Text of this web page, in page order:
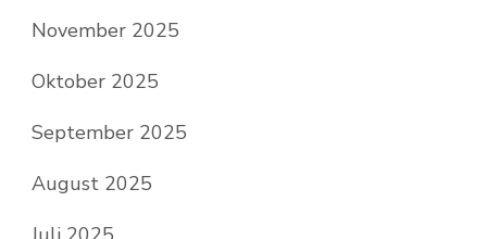
November 2025
Oktober 2025
September 2025
August 2025